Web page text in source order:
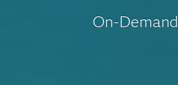
On-Demand